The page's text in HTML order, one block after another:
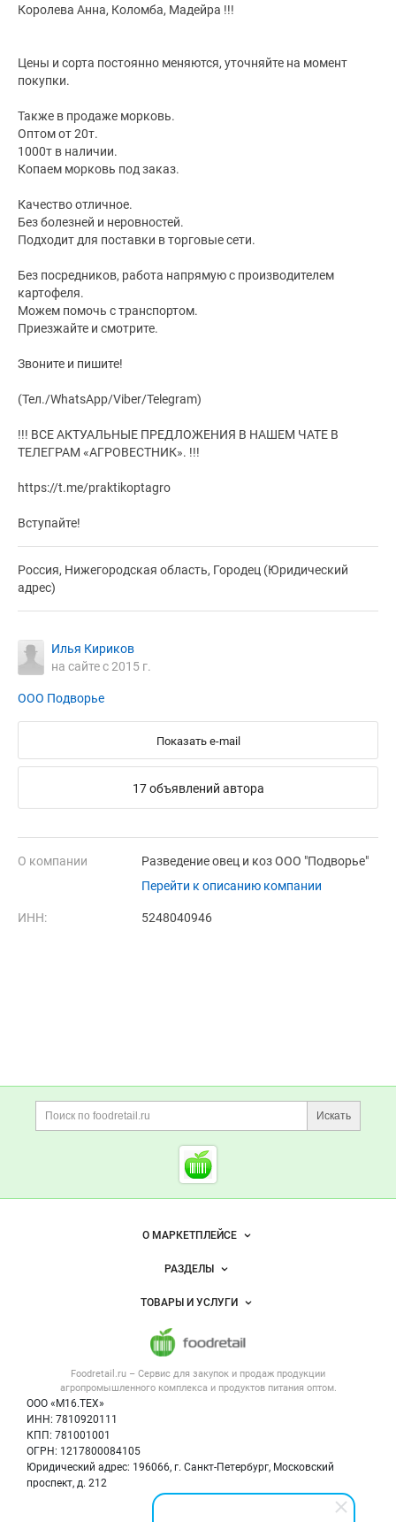
Королева Анна, Коломба, Мадейра !!!
Цены и сорта постоянно меняются, уточняйте на момент
покупки.
Также в продаже морковь.
Оптом от 20т.
1000т в наличии.
Копаем морковь под заказ.
Качество отличное.
Без болезней и неровностей.
Подходит для поставки в торговые сети.
Без посредников, работа напрямую с производителем
картофеля.
Можем помочь с транспортом.
Приезжайте и смотрите.
Звоните и пишите!
(Тел./WhatsApp/Viber/Telegram)
!!! ВСЕ АКТУАЛЬНЫЕ ПРЕДЛОЖЕНИЯ В НАШЕМ ЧАТЕ В
ТЕЛЕГРАМ «АГРОВЕСТНИК». !!!
https://t.me/praktikoptagro
Вступайте!
Россия, Нижегородская область, Городец (Юридический
адрес)
Илья Кириков
на сайте с 2015 г.
ООО Подворье
Показать e-mail
17 объявлений автора
О компании
Разведение овец и коз ООО "Подворье"
Перейти к описанию компании
ИНН: 5248040946
Дополнительная информация
Поиск по сайту и
Искать
Cсылки на полезные
Foodretail.ru
— продукты
Важные разделы и контакты
Foodretail.ru – Сервис для закупок и продаж продукции
агропромышленного комплекса и продуктов питания оптом.
ООО «М16.ТЕХ»
ИНН: 7810920111
КПП: 781001001
ОГРН: 1217800084105
Юридический адрес: 196066, г. Санкт-Петербург, Московский
проспект, д. 212
Навигация по сайтуО МАРКЕТПЛЕЙСЕ
Новости Foodretail.ru
Размещение рекламы
Публичная оферта
Контактная информация
Политика обработки персональных данных
РАЗДЕЛЫ
Объявления
Новости рынка
Вакансии
ТОВАРЫ И УСЛУГИ
Напитки, соки, вода
Оборудование для пищепрома
Информация о компаниях
Карта объявлений